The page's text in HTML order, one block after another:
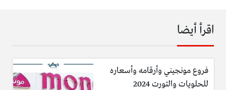
اقرأ أيضا
فروع مونجيني وأرقامه وأسعاره
للحلويات والتورت 2024